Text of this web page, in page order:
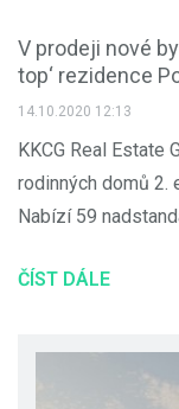
V prodeji nové
top‘ rezidence
14.10.2020 12:13
KKCG Real Estate
rodinných domů 2.
Nabízí 59
ČÍST DÁLE